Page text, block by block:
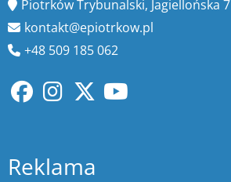
Piotrków Trybunalski, Jagiellońska 7
kontakt@epiotrkow.pl
+48 509 185 062
Reklama